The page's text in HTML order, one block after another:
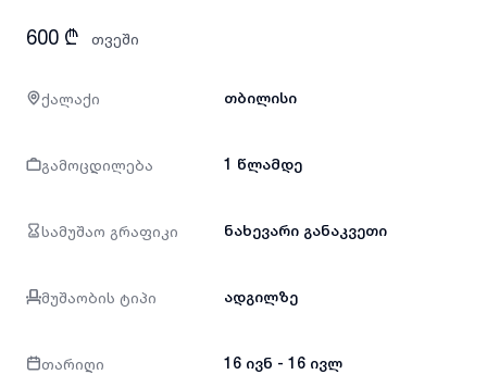
600 ₾ თვეში
ქალაქი თბილისი
გამოცდილება 1 წლამდე
სამუშაო გრაფიკი ნახევარი განაკვეთი
მუშაობის ტიპი ადგილზე
თარიღი 16 ივნ - 16 ივლ